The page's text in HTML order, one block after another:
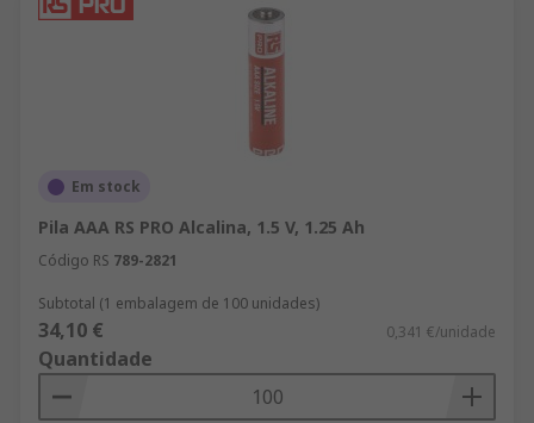
Em stock
Pila AAA RS PRO Alcalina, 1.5 V, 1.25 Ah
Código RS 789-2821
Subtotal (1 embalagem de 100 unidades)
34,10 € 0,341 €/unidade
Quantidade